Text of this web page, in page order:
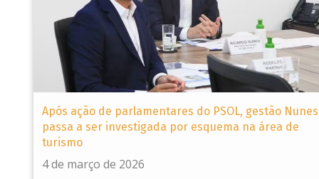
Após ação de parlamentares do PSOL, gestão Nunes
passa a ser investigada por esquema na área de
turismo
4 de março de 2026